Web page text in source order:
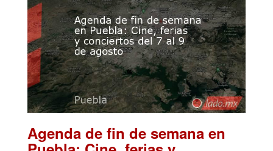
Agenda de fin de semana en